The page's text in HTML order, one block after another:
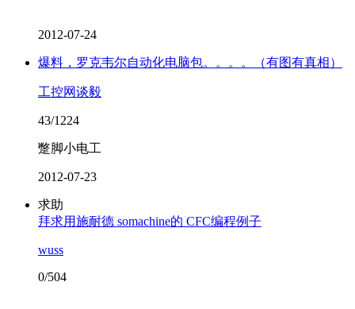
2012-07-24
爆料，罗克韦尔自动化电脑包。。。。（有图有真相）
工控网谈毅
43/1224
蹩脚小电工
2012-07-23
求助
拜求用施耐德 somachine的 CFC编程例子
wuss
0/504